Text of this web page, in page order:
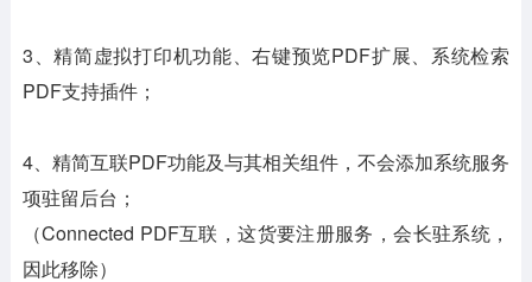
3、精简虚拟打印机功能、右键预览PDF扩展、系统检索
PDF支持插件；
4、精简互联PDF功能及与其相关组件，不会添加系统服务
项驻留后台；
（Connected PDF互联，这货要注册服务，会长驻系统，
因此移除）